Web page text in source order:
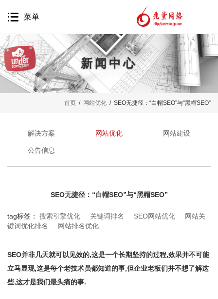
菜单
网站建设
移动互联网
代运营服务
案例鉴赏
新闻中心
首页 / 网站优化 / SEO无捷径：“白帽SEO”与“黑帽SEO”
解决方案 网站优化 网站建设
公告信息
SEO无捷径：“白帽SEO”与“黑帽SEO”
tag标签： 搜索引擎优化 关键词排名 SEO网站优化
网站关
键词优化排名
网站排名优化
SEO并非几天就可以见效的,这是一个长期坚持的过程,效果并不可能
立马显现,这是每个老技术员都知道的事,但企业老板们并不想了解这
些,这才是我们最头痛的事.